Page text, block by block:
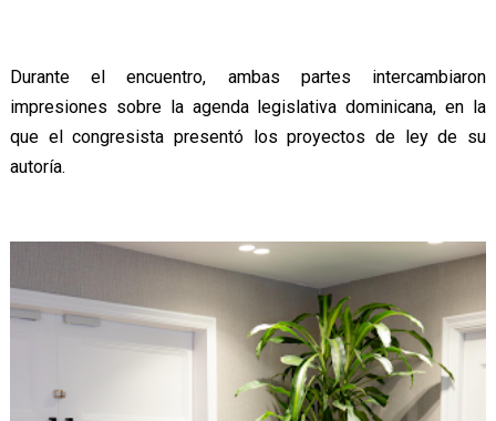
Durante el encuentro, ambas partes intercambiaron
impresiones sobre la agenda legislativa dominicana, en la
que el congresista presentó los proyectos de ley de su
autoría.